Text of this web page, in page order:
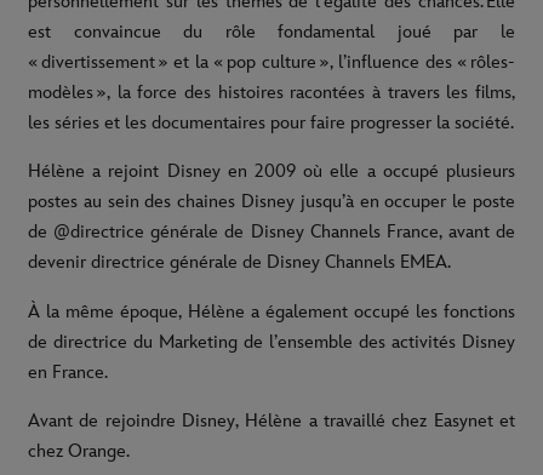
est convaincue du rôle fondamental joué par le
« divertissement » et la « pop culture », l’influence des « rôles-
modèles », la force des histoires racontées à travers les films,
les séries et les documentaires pour faire progresser la société.
Hélène a rejoint Disney en 2009 où elle a occupé plusieurs
postes au sein des chaines Disney jusqu’à en occuper le poste
de @directrice générale de Disney Channels France, avant de
devenir directrice générale de Disney Channels EMEA.
À la même époque, Hélène a également occupé les fonctions
de directrice du Marketing de l’ensemble des activités Disney
en France.
Avant de rejoindre Disney, Hélène a travaillé chez Easynet et
chez Orange.